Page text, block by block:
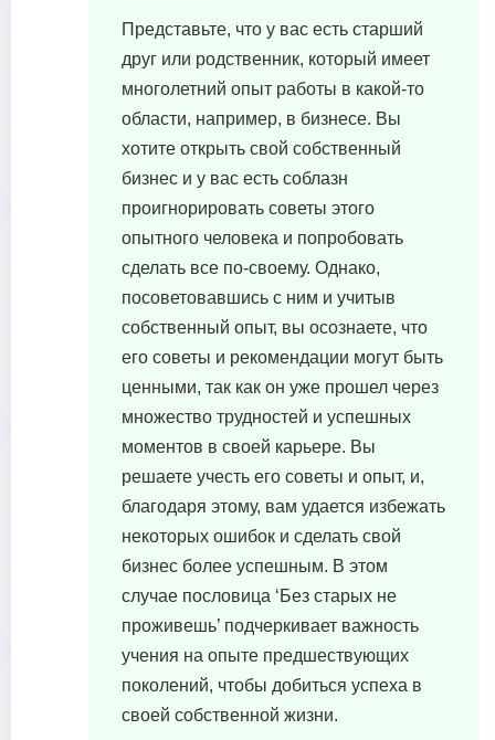
Представьте, что у вас есть старший
друг или родственник, который имеет
многолетний опыт работы в какой-то
области, например, в бизнесе. Вы
хотите открыть свой собственный
бизнес и у вас есть соблазн
проигнорировать советы этого
опытного человека и попробовать
сделать все по-своему. Однако,
посоветовавшись с ним и учитыв
собственный опыт, вы осознаете, что
его советы и рекомендации могут быть
ценными, так как он уже прошел через
множество трудностей и успешных
моментов в своей карьере. Вы
решаете учесть его советы и опыт, и,
благодаря этому, вам удается избежать
некоторых ошибок и сделать свой
бизнес более успешным. В этом
случае пословица ‘Без старых не
проживешь’ подчеркивает важность
учения на опыте предшествующих
поколений, чтобы добиться успеха в
своей собственной жизни.